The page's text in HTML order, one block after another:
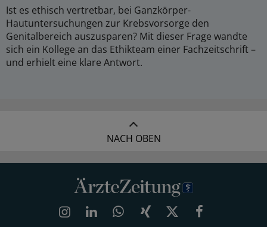
Ist es ethisch vertretbar, bei Ganzkörper-
Hautuntersuchungen zur Krebsvorsorge den
Genitalbereich auszusparen? Mit dieser Frage wandte
sich ein Kollege an das Ethikteam einer Fachzeitschrift –
und erhielt eine klare Antwort.
NACH OBEN